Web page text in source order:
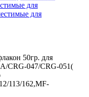
для
для
50гр. для
CRG-047/CRG-051(
113/162,MF-